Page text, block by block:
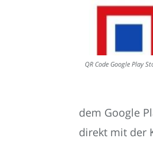
QR Code Google Play
dem Google
direkt mit der